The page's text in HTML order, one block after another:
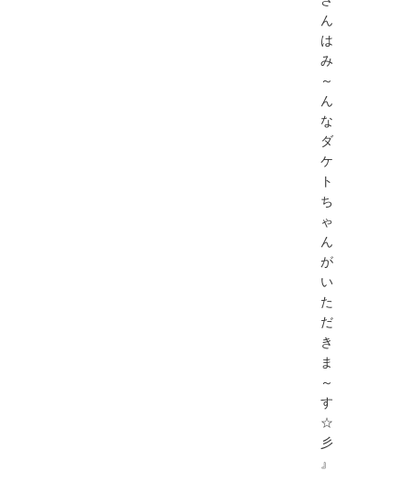
ん
は
み
～
ん
な
ダ
ケ
ト
ち
ゃ
ん
が
い
た
だ
き
ま
～
す
☆
彡
』